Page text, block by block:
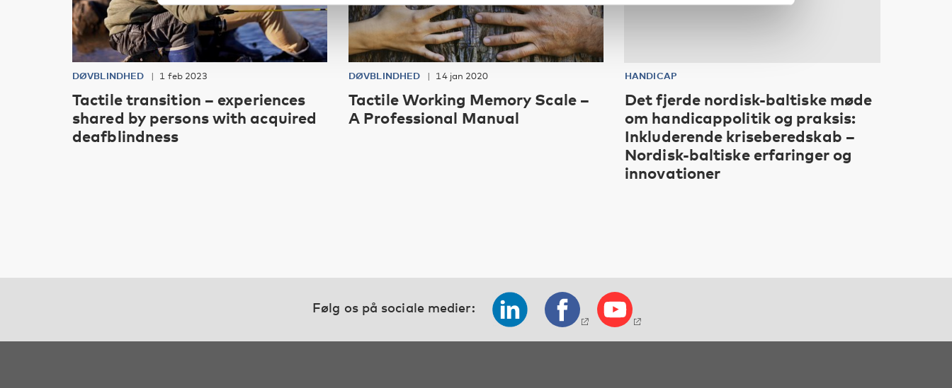
DØVBLINDHED 1 feb 2023
Tactile transition – experiences
shared by persons with acquired
deafblindness
DØVBLINDHED 14 jan 2020
Tactile Working Memory Scale –
A Professional Manual
HANDICAP
Det fjerde nordisk-baltiske møde
om handicappolitik og praksis:
Inkluderende kriseberedskab –
Nordisk-baltiske erfaringer og
innovationer
Følg os på sociale medier: